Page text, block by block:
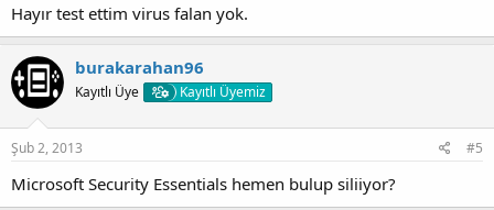
Hayır test ettim virus falan yok.
burakarahan96
Kayıtlı Üye Kayıtlı Üyemiz
Şub 2, 2013 #5
Microsoft Security Essentials hemen bulup siliiyor?